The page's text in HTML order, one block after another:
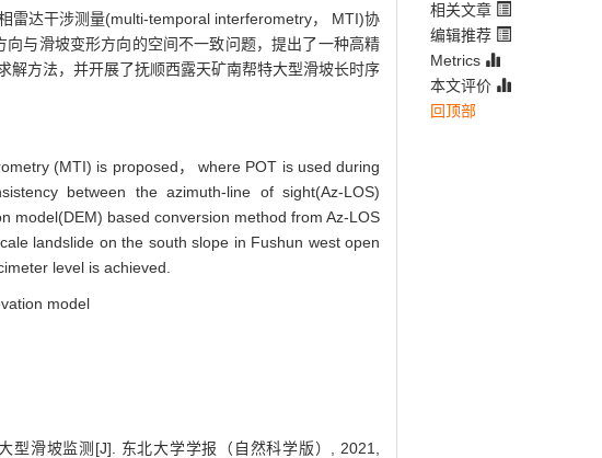
雷达干涉测量(multi-temporal interferometry， MTI)协
与滑坡变形方向的空间不一致问题，提出了一种高精
方法，并开展了抚顺西露天矿南帮特大型滑坡长时序
(MTI) is proposed， where POT is used during
between the azimuth-line of sight(Az-LOS)
model(DEM) based conversion method from Az-LOS
landslide on the south slope in Fushun west open
level is achieved.
model
滑坡监测[J]. 东北大学学报（自然科学版）, 2021,
相关文章
编辑推荐
Metrics
本文评价
回顶部